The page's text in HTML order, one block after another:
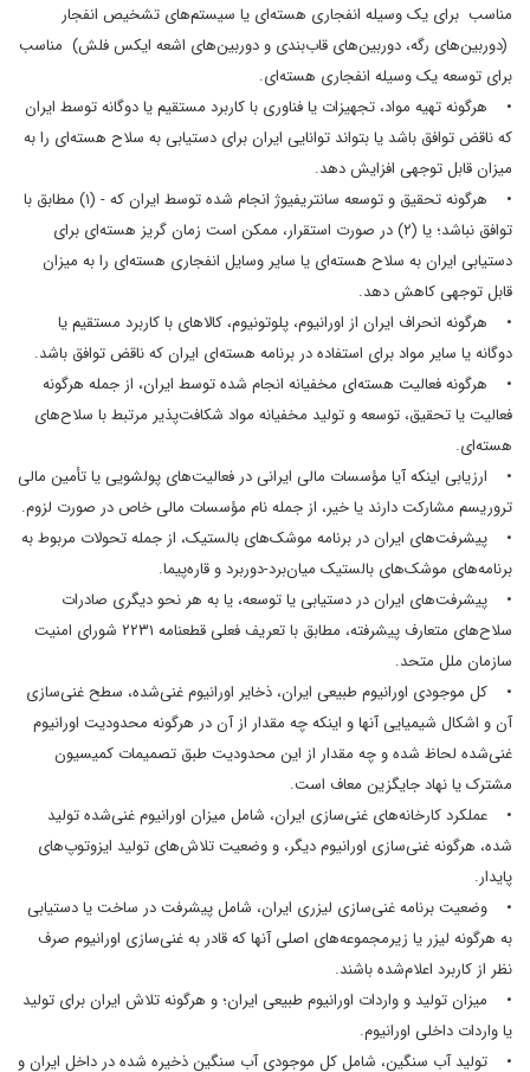
مناسب برای یک وسیله انفجاری هسته‌ای یا سیستم‌های تشخیص انفجار
(دوربین‌های رگه، دوربین‌های قاب‌بندی و دوربین‌های اشعه ایکس فلش) مناسب
برای توسعه یک وسیله انفجاری هسته‌ای.
• هرگونه تهیه مواد، تجهیزات یا فناوری با کاربرد مستقیم یا دوگانه توسط ایران
که ناقض توافق باشد یا بتواند توانایی ایران برای دستیابی به سلاح هسته‌ای را به
میزان قابل توجهی افزایش دهد.
• هرگونه تحقیق و توسعه سانتریفیوژ انجام شده توسط ایران که - (۱) مطابق با
توافق نباشد؛ یا (۲) در صورت استقرار، ممکن است زمان گریز هسته‌ای برای
دستیابی ایران به سلاح هسته‌ای یا سایر وسایل انفجاری هسته‌ای را به میزان
قابل توجهی کاهش دهد.
• هرگونه انحراف ایران از اورانیوم، پلوتونیوم، کالاهای با کاربرد مستقیم یا
دوگانه یا سایر مواد برای استفاده در برنامه هسته‌ای ایران که ناقض توافق باشد.
• هرگونه فعالیت هسته‌ای مخفیانه انجام شده توسط ایران، از جمله هرگونه
فعالیت یا تحقیق، توسعه و تولید مخفیانه مواد شکافت‌پذیر مرتبط با سلاح‌های
هسته‌ای.
• ارزیابی اینکه آیا مؤسسات مالی ایرانی در فعالیت‌های پولشویی یا تأمین مالی
تروریسم مشارکت دارند یا خیر، از جمله نام مؤسسات مالی خاص در صورت لزوم.
• پیشرفت‌های ایران در برنامه موشک‌های بالستیک، از جمله تحولات مربوط به
برنامه‌های موشک‌های بالستیک میان‌برد-دوربرد و قاره‌پیما.
• پیشرفت‌های ایران در دستیابی یا توسعه، یا به هر نحو دیگری صادرات
سلاح‌های متعارف پیشرفته، مطابق با تعریف فعلی قطعنامه ۲۲۳۱ شورای امنیت
سازمان ملل متحد.
• کل موجودی اورانیوم طبیعی ایران، ذخایر اورانیوم غنی‌شده، سطح غنی‌سازی
آن و اشکال شیمیایی آنها و اینکه چه مقدار از آن در هرگونه محدودیت اورانیوم
غنی‌شده لحاظ شده و چه مقدار از این محدودیت طبق تصمیمات کمیسیون
مشترک یا نهاد جایگزین معاف است.
• عملکرد کارخانه‌های غنی‌سازی ایران، شامل میزان اورانیوم غنی‌شده تولید
شده، هرگونه غنی‌سازی اورانیوم دیگر، و وضعیت تلاش‌های تولید ایزوتوپ‌های
پایدار.
• وضعیت برنامه غنی‌سازی لیزری ایران، شامل پیشرفت در ساخت یا دستیابی
به هرگونه لیزر یا زیرمجموعه‌های اصلی آنها که قادر به غنی‌سازی اورانیوم صرف
نظر از کاربرد اعلام‌شده باشند.
• میزان تولید و واردات اورانیوم طبیعی ایران؛ و هرگونه تلاش ایران برای تولید
یا واردات داخلی اورانیوم.
• تولید آب سنگین، شامل کل موجودی آب سنگین ذخیره شده در داخل ایران و